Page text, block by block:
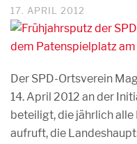
17. APRIL 2012
Der SPD-Ortsverein
14. April 2012 an der
beteiligt, die jährlich alle
aufruft, die